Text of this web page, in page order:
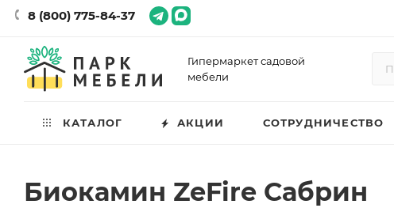
8 (800) 775-84-37
Гипермаркет садовой
мебели
КАТАЛОГ АКЦИИ СОТРУДНИЧЕСТВО
Биокамин ZeFire Сабрин